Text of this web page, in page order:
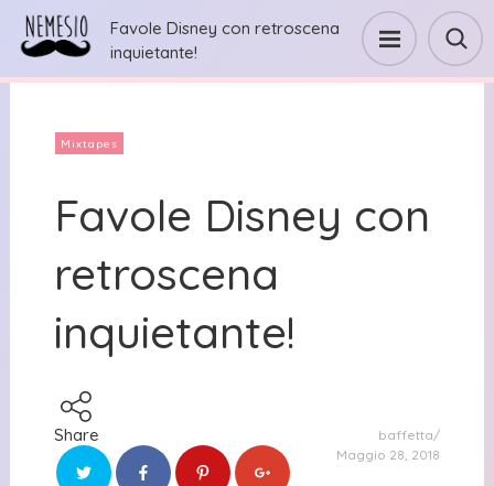
Favole Disney con retroscena
inquietante!
Mixtapes
Favole Disney con
retroscena
inquietante!
Share
baffetta
Maggio 28, 2018